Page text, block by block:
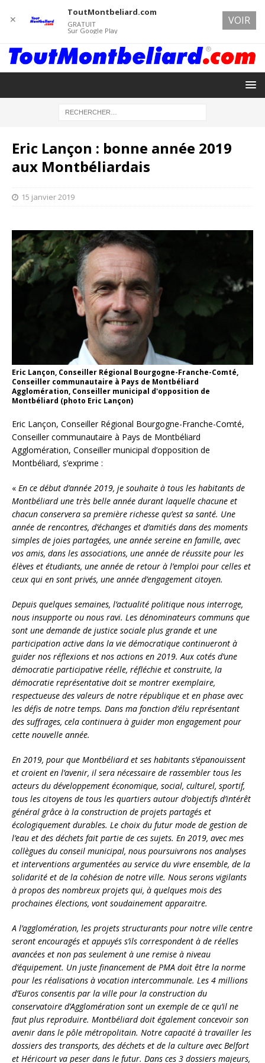
Eric Lançon : bonne année 2019
aux Montbéliardais
15 janvier 2019
Eric Lançon, Conseiller Régional Bourgogne-Franche-Comté,
Conseiller communautaire à Pays de Montbéliard
Agglomération, Conseiller municipal d'opposition de
Montbéliard (photo Eric Lançon)
Eric Lançon, Conseiller Régional Bourgogne-Franche-Comté,
Conseiller communautaire à Pays de Montbéliard
Agglomération, Conseiller municipal d’opposition de
Montbéliard, s’exprime :
« En ce début d’année 2019, je souhaite à tous les habitants de
Montbéliard une très belle année durant laquelle chacune et
chacun conservera sa première richesse qu’est sa santé. Une
année de rencontres, d’échanges et d’amitiés dans des moments
simples de joies partagées, une année sereine en famille, avec
vos amis, dans les associations, une année de réussite pour les
élèves et étudiants, une année de retour à l’emploi pour celles et
ceux qui en sont privés, une année d’engagement citoyen.
Depuis quelques semaines, l’actualité politique nous interroge,
nous insupporte ou nous ravi. Les dénominateurs communs que
sont une demande de justice sociale plus grande et une
participation active dans la vie démocratique continueront à
guider nos réflexions et nos actions en 2019. Aux cotés d’une
démocratie participative réelle, réfléchie et construite, la
démocratie représentative doit se montrer exemplaire,
respectueuse des valeurs de notre république et en phase avec
les défis de notre temps. Dans ma fonction d’élu représentant
des suffrages, cela continuera à guider mon engagement pour
cette nouvelle année.
En 2019, pour que Montbéliard et ses habitants s’épanouissent
et croient en l’avenir, il sera nécessaire de rassembler tous les
acteurs du développement économique, social, culturel, sportif,
tous les citoyens de tous les quartiers autour d’objectifs d’intérêt
général grâce à la construction de projets partagés et
écologiquement durables. Le choix du futur mode de gestion de
l’eau et des déchets fait partie de ces sujets. En 2019, avec mes
collègues du conseil municipal, nous poursuivrons nos analyses
et interventions argumentées au service du vivre ensemble, de la
solidarité et de la cohésion de notre ville. Nous serons vigilants
à propos des nombreux projets qui, à quelques mois des
prochaines élections, vont soudainement apparaitre.
A l’agglomération, les projets structurants pour notre ville centre
seront encouragés et appuyés s’ils correspondent à de réelles
avancées et non pas seulement à une remise à niveau
d’équipement. Un juste financement de PMA doit être la norme
pour les réalisations à vocation intercommunale. Les 4 millions
d’Euros consentis par la ville pour la construction du
conservatoire d’Agglomération sont un exemple de ce qu’il ne
faut plus reproduire. Montbéliard doit également concevoir son
avenir dans le pôle métropolitain. Notre capacité à travailler les
dossiers des transports, des déchets et de la culture avec Belfort
et Héricourt va peser dans le futur. Dans ces 3 dossiers majeurs,
✕
ToutMontbeliard.com
GRATUIT
Sur Google Play
VOIR